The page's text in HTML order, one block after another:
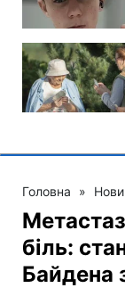
Головна »
біль:
Байдена